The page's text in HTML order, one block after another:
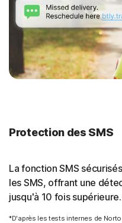
Protection des SMS
La fonction SMS
les SMS, offrant une
jusqu'à 10 fois
*D'après les tests internes de